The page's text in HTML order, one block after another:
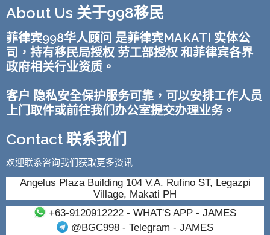
About Us 关于998移民
菲律宾998华人顾问 是菲律宾MAKATI 实体公
司，持有移民局授权 劳工部授权 和菲律宾各界
政府相关行业资质。
客户 隐私安全保护服务可靠，可以安排工作人员
上门取件或前往我们办公室提交办理业务。
Contact 联系我们
欢迎联系咨询我们获取更多资讯
Angelus Plaza Building 104 V.A. Rufino ST, Legazpi
Village, Makati PH
+63-9120912222- WHAT'S APP - JAMES
@BGC998 - Telegram - JAMES